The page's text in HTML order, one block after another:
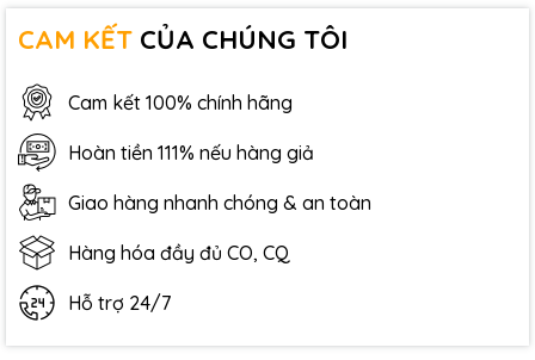
CAM KẾT CỦA CHÚNG TÔI
Cam kết 100% chính hãng
Hoàn tiền 111% nếu hàng giả
Giao hàng nhanh chóng & an toàn
Hàng hóa đầy đủ CO, CQ
Hỗ trợ 24/7